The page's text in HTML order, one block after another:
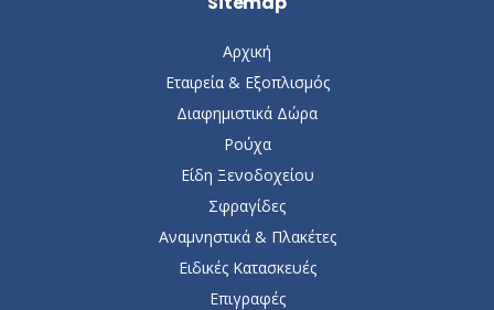
Αρχική
Εταιρεία & Εξοπλισμός
Διαφημιστικά Δώρα
Ρούχα
Είδη Ξενοδοχείου
Σφραγίδες
Αναμνηστικά & Πλακέτες
Ειδικές Κατασκευές
Επιγραφές